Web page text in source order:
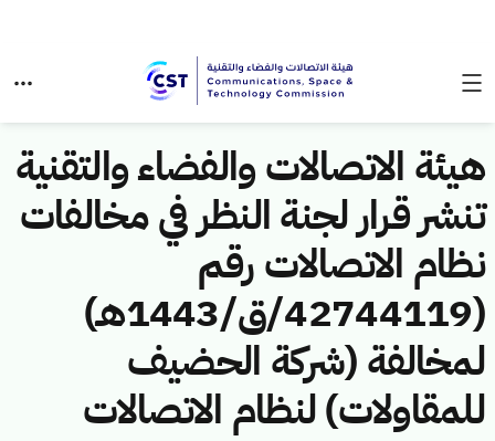
هيئة الاتصالات والفضاء والتقنية
تنشر قرار لجنة النظر في مخالفات
نظام الاتصالات رقم
(42744119/ق/1443هـ)
لمخالفة (شركة الحضيف
للمقاولات) لنظام الاتصالات